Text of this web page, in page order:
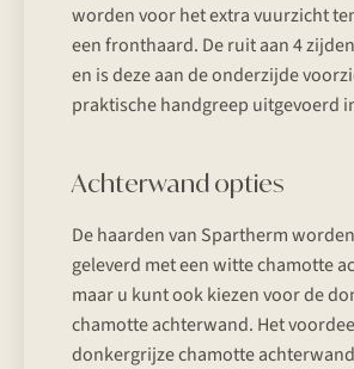
worden voor het extra vuurzicht
een fronthaard. De ruit aan 4
en is deze aan de onderzijde
praktische handgreep uitgevoerd
Achterwand opties
De haarden van Spartherm
geleverd met een witte chamotte
maar u kunt ook kiezen voor de
chamotte achterwand. Het
donkergrijze chamotte